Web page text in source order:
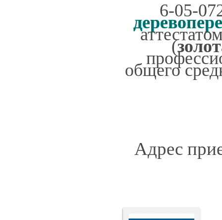
6-05-
(
общего
Адрес